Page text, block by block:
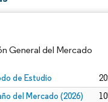
General del Mercado
de Estudio
del Mercado (2026)